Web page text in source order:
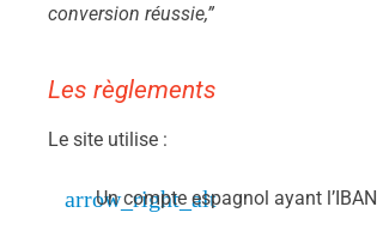
conversion réussie,”
Les règlements
Le site utilise :
Un compte espagnol ayant l’IBAN